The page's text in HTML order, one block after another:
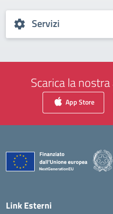
Servizi
Scarica la
App Store
Link Esterni